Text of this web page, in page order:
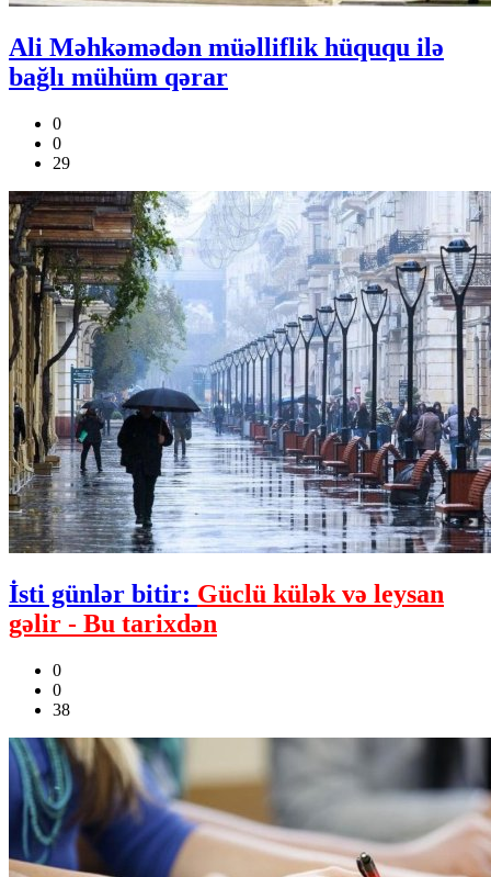
Ali Məhkəmədən müəlliflik hüququ ilə
bağlı mühüm qərar
0
0
29
İsti günlər bitir: Güclü külək və leysan
gəlir - Bu tarixdən
0
0
38